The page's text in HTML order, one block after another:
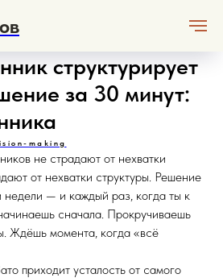
структурирует
за 30 минут:
making
не страдают от нехватки
от нехватки структуры. Решение
недели — и каждый раз, когда ты к
сначала. Прокручиваешь
Ждёшь момента, когда «всё
приходит усталость от самого